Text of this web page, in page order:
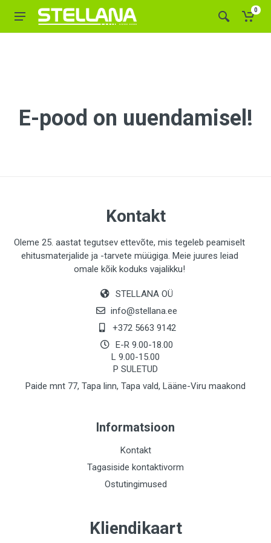
0
E-pood on uuendamisel!
Kontakt
Oleme 25. aastat tegutsev ettevõte, mis tegeleb peamiselt
ehitusmaterjalide ja -tarvete müügiga. Meie juures leiad
omale kõik koduks vajalikku!
STELLANA OÜ
info@stellana.ee
+372 5663 9142
E-R 9.00-18.00
L 9.00-15.00
P SULETUD
Paide mnt 77, Tapa linn, Tapa vald, Lääne-Viru maakond
Informatsioon
Kontakt
Tagasiside kontaktivorm
Ostutingimused
Kliendikaart